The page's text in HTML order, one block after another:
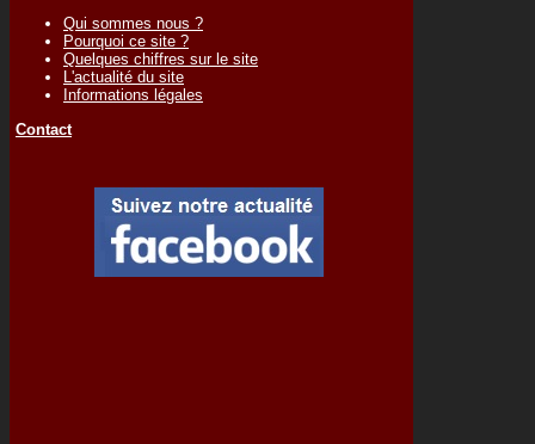
Qui sommes nous ?
Pourquoi ce site ?
Quelques chiffres sur le site
L'actualité du site
Informations légales
Contact